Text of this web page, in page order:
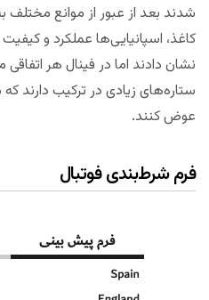
شدند بعد از عبور از موانع مختلف
کاغذ، اسپانیایی‌ها عملکرد و
نشان دادند اما در فینال هر
ستاره‌های زیادی در ترکیب دارند
عوض کنند.
فرم شرط‌بندی فوتبال